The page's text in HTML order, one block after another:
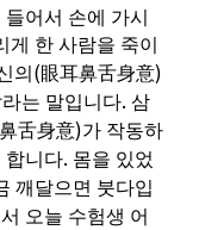
들어서 손에 가시
한 사람을 죽이
의 (眼耳鼻舌身意)
는 말입니다. 삼
舌身意)가 작동하
합니다. 몸을 있었
깨달으면 붓다입
오늘 수험생 어